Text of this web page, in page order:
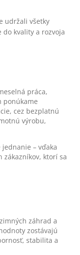
udržali všetky
kvality a rozvoja
práca,
ponúkame
cez bezplatnú
výrobu,
– vďaka
zákazníkov, ktorí sa
záhrad a
zostávajú
stabilita a